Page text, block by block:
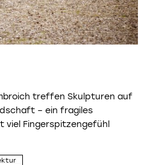
treffen Skulpturen auf
– ein fragiles
viel Fingerspitzengefühl